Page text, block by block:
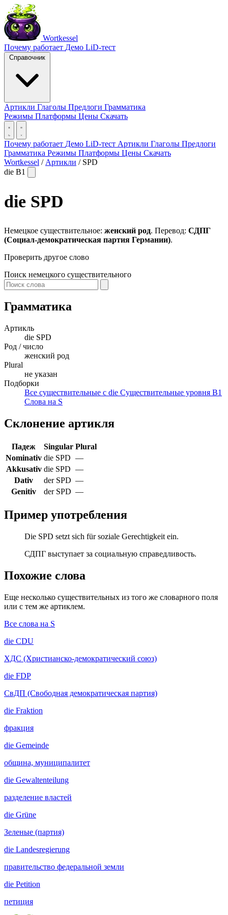
Wortkessel
Почему работает Демо LiD-тест
Справочник
Артикли Глаголы Предлоги Грамматика
Режимы Платформы Цены Скачать
Почему работает Демо LiD-тест Артикли Глаголы Предлоги
Грамматика Режимы Платформы Цены Скачать
Wortkessel / Артикли / SPD
die B1
die SPD
Немецкое существительное: женский род. Перевод: СДПГ
(Социал-демократическая партия Германии).
Проверить другое слово
Поиск немецкого существительного
Грамматика
Артикль
die SPD
Род / число
женский род
Plural
не указан
Подборки
Все существительные с die Существительные уровня B1
Слова на S
Склонение артикля
Падеж Singular Plural
Nominativ die SPD —
Akkusativ die SPD —
Dativ
der SPD —
Genitiv
der SPD —
Пример употребления
Die SPD setzt sich für soziale Gerechtigkeit ein.
СДПГ выступает за социальную справедливость.
Похожие слова
Еще несколько существительных из того же словарного поля
или с тем же артиклем.
Все слова на S
die CDU
ХДС (Христианско-демократический союз)
die FDP
СвДП (Свободная демократическая партия)
die Fraktion
фракция
die Gemeinde
община, муниципалитет
die Gewaltenteilung
разделение властей
die Grüne
Зеленые (партия)
die Landesregierung
правительство федеральной земли
die Petition
петиция